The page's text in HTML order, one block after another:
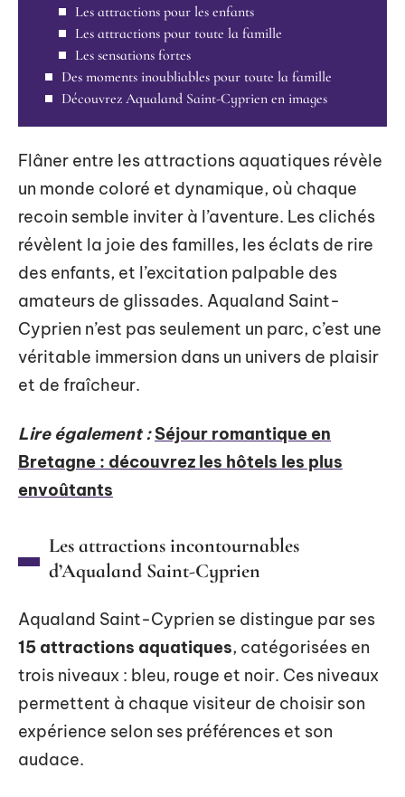
Les attractions pour les enfants
Les attractions pour toute la famille
Les sensations fortes
Des moments inoubliables pour toute la famille
Découvrez Aqualand Saint-Cyprien en images
Flâner entre les attractions aquatiques révèle
un monde coloré et dynamique, où chaque
recoin semble inviter à l’aventure. Les clichés
révèlent la joie des familles, les éclats de rire
des enfants, et l’excitation palpable des
amateurs de glissades. Aqualand Saint-
Cyprien n’est pas seulement un parc, c’est une
véritable immersion dans un univers de plaisir
et de fraîcheur.
Lire également : Séjour romantique en
Bretagne : découvrez les hôtels les plus
envoûtants
Les attractions incontournables
d’Aqualand Saint-Cyprien
Aqualand Saint-Cyprien se distingue par ses
15 attractions aquatiques, catégorisées en
trois niveaux : bleu, rouge et noir. Ces niveaux
permettent à chaque visiteur de choisir son
expérience selon ses préférences et son
audace.